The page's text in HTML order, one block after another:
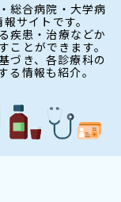
総合病院・大学病
サイトです。
疾患・治療などか
ことができます。
づき、各診療科の
情報も紹介。